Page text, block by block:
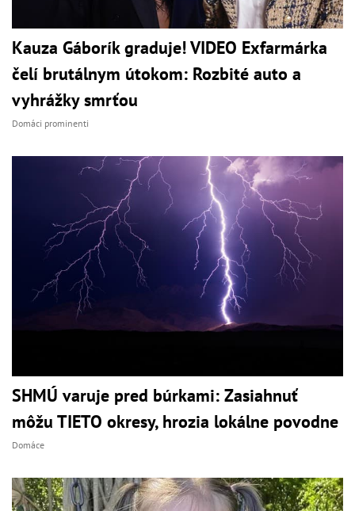
Kauza Gáborík graduje! VIDEO Exfarmárka
čelí brutálnym útokom: Rozbité auto a
vyhrážky smrťou
Domáci prominenti
SHMÚ varuje pred búrkami: Zasiahnuť
môžu TIETO okresy, hrozia lokálne povodne
Domáce